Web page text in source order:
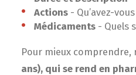
Actions - Qu’avez-
Médicaments - Quels
Pour mieux comprendre,
ans), qui se rend en